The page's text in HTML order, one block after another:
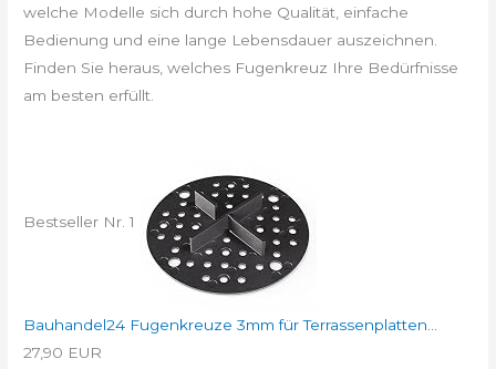
welche Modelle sich durch hohe Qualität, einfache
Bedienung und eine lange Lebensdauer auszeichnen.
Finden Sie heraus, welches Fugenkreuz Ihre Bedürfnisse
am besten erfüllt.
Bestseller Nr. 1
Bauhandel24 Fugenkreuze 3mm für Terrassenplatten...
27,90 EUR